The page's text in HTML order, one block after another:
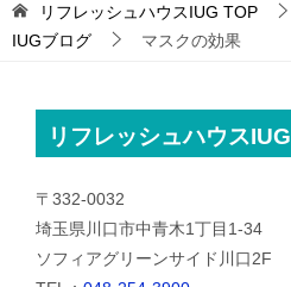
リフレッシュハウスIUG TOP
IUGブログ
マスクの効果
リフレッシュハウスIUG
〒332-0032
埼玉県川口市中青木1丁目1-34
ソフィアグリーンサイド川口2F